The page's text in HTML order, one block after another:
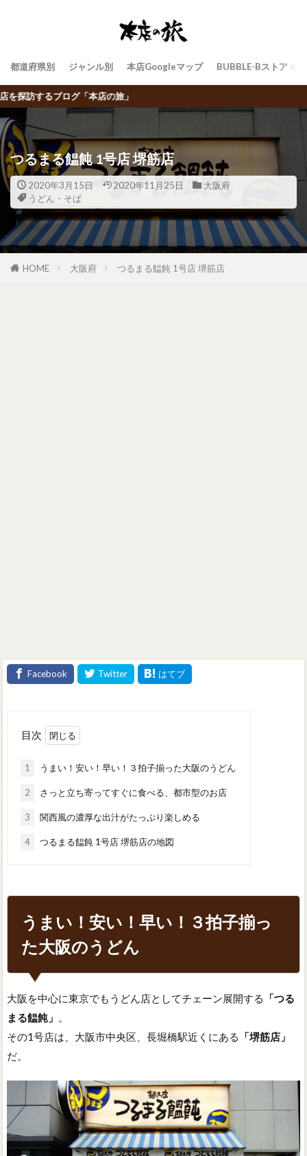
都道府県別 ジャンル別 本店Googleマップ BUBBLE-Bストア
つるまる饂飩 1号店 堺筋店
2020年3月15日 2020年11月25日
大阪府
うどん・そば
HOME 大阪府 つるまる饂飩 1号店 堺筋店
目次
1 うまい！安い！早い！３拍子揃った大阪のうどん
2 さっと立ち寄ってすぐに食べる、都市型のお店
3 関西風の濃厚な出汁がたっぷり楽しめる
4 つるまる饂飩 1号店 堺筋店の地図
うまい！安い！早い！３拍子揃っ
た大阪のうどん
大阪を中心に東京でもうどん店としてチェーン展開する
「つる
まる饂飩」
その1号店は、大阪市中央区、長堀橋駅近くにある
「堺筋店」
だ。